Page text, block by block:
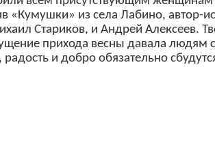
«Кумушки» из села Лабино, автор-
Стариков, и Андрей Алексеев.
прихода весны давала людям
и добро обязательно